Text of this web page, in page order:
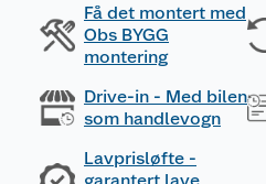
Få det montert med
Obs BYGG
montering
Drive-in - Med bilen
som handlevogn
Lavprisløfte -